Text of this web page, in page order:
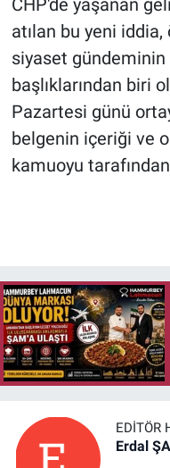
CHP'de yaşanan
atılan bu yeni
siyaset
başlıklarından biri
Pazartesi günü
belgenin içeriği ve
kamuoyu
EDITÖR
Erdal